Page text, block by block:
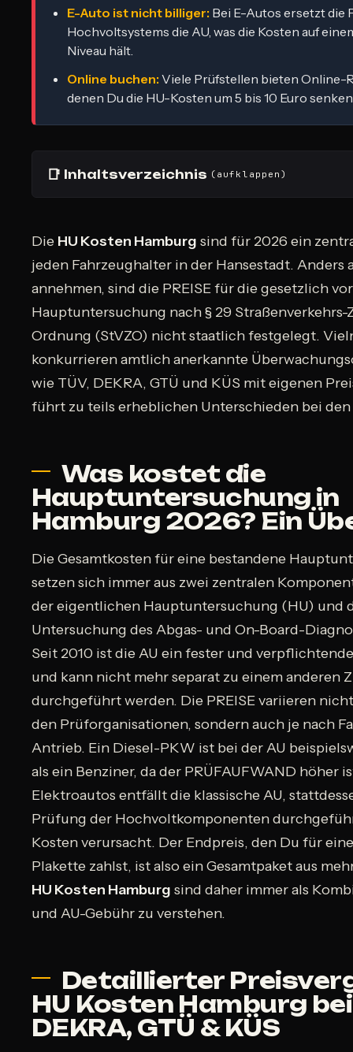
E-Auto ist nicht billiger: Bei E-Autos ersetzt die
Hochvoltsystems die AU, was die Kosten auf
Niveau hält.
Online buchen: Viele Prüfstellen bieten Online-
denen Du die HU-Kosten um 5 bis 10 Euro
📑 Inhaltsverzeichnis (aufklappen)
Die HU Kosten Hamburg sind für 2026 ein
jeden Fahrzeughalter in der Hansestadt. Anders
annehmen, sind die PREISE für die gesetzlich
Hauptuntersuchung nach § 29 Straßenverkehrs-
Ordnung (StVZO) nicht staatlich festgelegt.
konkurrieren amtlich anerkannte
wie TÜV, DEKRA, GTÜ und KÜS mit eigenen
führt zu teils erheblichen Unterschieden bei den
Was kostet die
Hauptuntersuchung in
Hamburg 2026? Ein
Die Gesamtkosten für eine bestandene
setzen sich immer aus zwei zentralen
der eigentlichen Hauptuntersuchung (HU) und
Untersuchung des Abgas- und On-Board-
Seit 2010 ist die AU ein fester und
und kann nicht mehr separat zu einem anderen
durchgeführt werden. Die PREISE variieren
den Prüforganisationen, sondern auch je nach
Antrieb. Ein Diesel-PKW ist bei der AU
als ein Benziner, da der PRÜFAUFWAND höher
Elektroautos entfällt die klassische AU,
Prüfung der Hochvoltkomponenten
Kosten verursacht. Der Endpreis, den Du für
Plakette zahlst, ist also ein Gesamtpaket aus
HU Kosten Hamburg sind daher immer als
und AU-Gebühr zu verstehen.
Detaillierter
HU Kosten Hamburg bei
DEKRA, GTÜ & KÜS